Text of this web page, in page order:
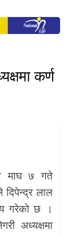
कर्ण
माघ ७ गते
लाल
गरेको छ ।
अध्यक्षमा